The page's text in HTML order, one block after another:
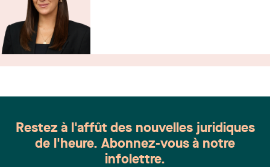
Restez à l'affût des nouvelles juridiques
de l'heure. Abonnez-vous à notre
infolettre.